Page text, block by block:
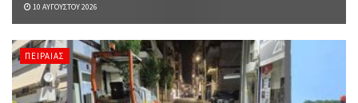
10 ΑΥΓΟΎΣΤΟΥ 2026
ΠΕΙΡΑΙΆΣ